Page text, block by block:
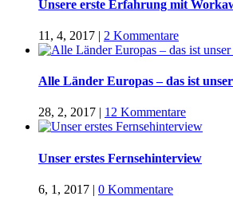
Unsere erste Erfahrung mit
11, 4, 2017 | 2 Kommentare
Alle Länder Europas – das ist
28, 2, 2017 | 12 Kommentare
Unser erstes Fernsehinterview
6, 1, 2017 | 0 Kommentare